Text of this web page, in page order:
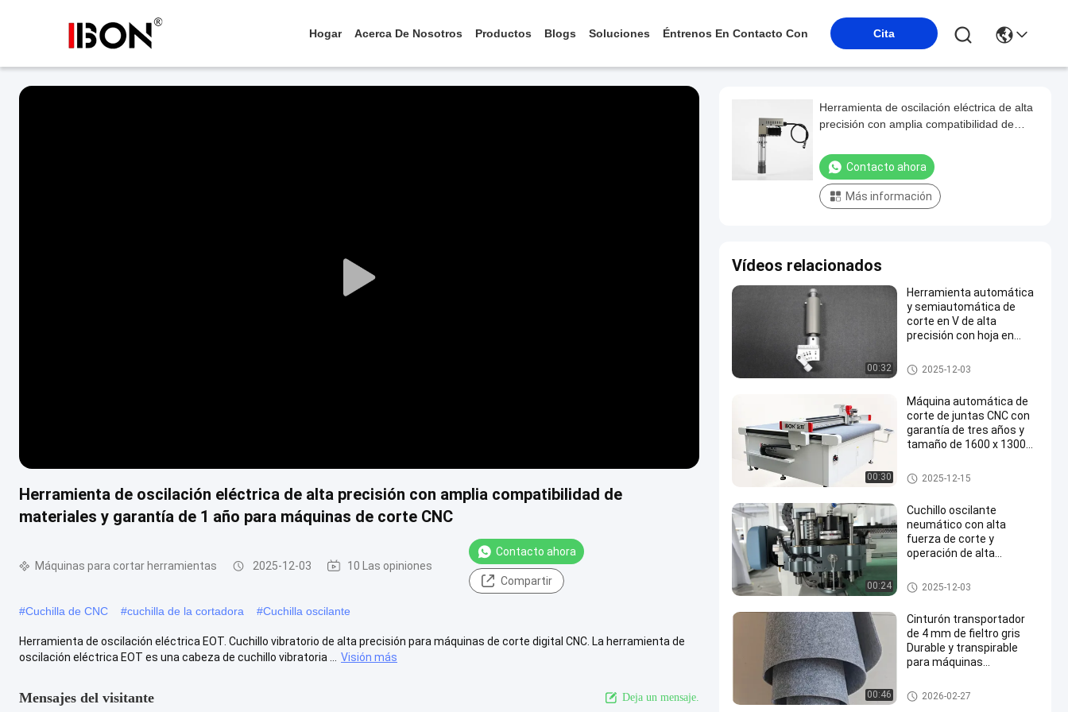
Hogar Acerca De Nosotros Productos Blogs Soluciones Éntrenos En Contacto Con Cita
Play
Herramienta de oscilación eléctrica de alta precisión con amplia compatibilidad de
materiales y garantía de 1 año para máquinas de corte CNC
Máquinas para cortar herramientas 2025-12-03 10 Las opiniones
Contacto ahora
Compartir
#Cuchilla de CNC #cuchilla de la cortadora #Cuchilla oscilante
Herramienta de oscilación eléctrica EOT. Cuchillo vibratorio de alta precisión para máquinas de corte digital CNC. La herramienta de
oscilación eléctrica EOT es una cabeza de cuchillo vibratoria ...
Visión más
Mensajes del visitante Deja un mensaje.
Herramienta de oscilación eléctrica de alta
precisión con amplia compatibilidad de
máquinas de corte CNC
Contacto ahora
Más información
Vídeos relacionados
00:32
Herramienta automática
y semiautomática de
corte en V de alta
precisión con hoja en
carpintería y la
fabricación de PCB
Máquinas para cortar herrami
entas
2025-12-03
00:30
Máquina automática de
corte de juntas CNC con
garantía de tres años y
tamaño de 1600 x 1300
máquina de corte de juntas
2025-12-15
00:24
Cuchillo oscilante
neumático con alta
fuerza de corte y
operación de alta
vida útil en el corte CNC
Máquinas para cortar herrami
entas
2025-12-03
00:46
Cinturón transportador
de 4 mm de fieltro gris
Durable y transpirable
para máquinas
cuchillos
Máquinas para cortar herrami
entas
2026-02-27